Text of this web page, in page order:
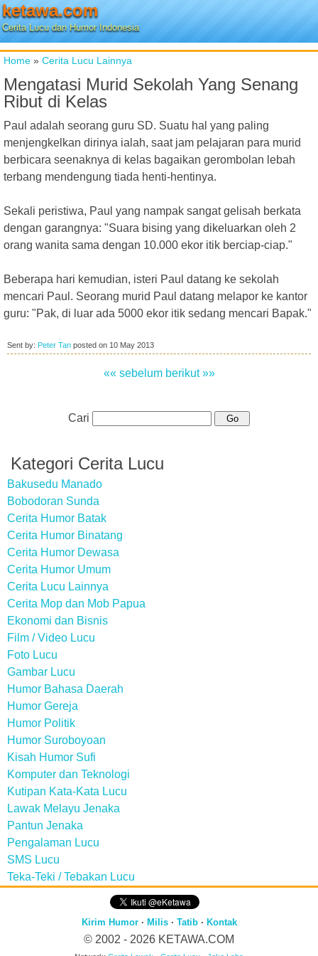
ketawa.com
Cerita Lucu dan Humor Indonesia
Home » Cerita Lucu Lainnya
Mengatasi Murid Sekolah Yang Senang
Ribut di Kelas
Paul adalah seorang guru SD. Suatu hal yang paling
menjengkelkan dirinya ialah, saat jam pelajaran para murid
berbicara seenaknya di kelas bagaikan gerombolan lebah
terbang mendengung tiada henti-hentinya.
Sekali peristiwa, Paul yang nampak sangat gelisah berkata
dengan garangnya: "Suara bising yang dikeluarkan oleh 2
orang wanita sama dengan 10.000 ekor itik berciap-ciap."
Beberapa hari kemudian, isteri Paul datang ke sekolah
mencari Paul. Seorang murid Paul datang melapor ke kantor
guru: "Pak, di luar ada 5000 ekor itik sedang mencari Bapak."
Sent by: Peter Tan posted on 10 May 2013
«« sebelum berikut »»
Cari
Kategori Cerita Lucu
Bakusedu Manado
Bobodoran Sunda
Cerita Humor Batak
Cerita Humor Binatang
Cerita Humor Dewasa
Cerita Humor Umum
Cerita Lucu Lainnya
Cerita Mop dan Mob Papua
Ekonomi dan Bisnis
Film / Video Lucu
Foto Lucu
Gambar Lucu
Humor Bahasa Daerah
Humor Gereja
Humor Politik
Humor Suroboyoan
Kisah Humor Sufi
Komputer dan Teknologi
Kutipan Kata-Kata Lucu
Lawak Melayu Jenaka
Pantun Jenaka
Pengalaman Lucu
SMS Lucu
Teka-Teki / Tebakan Lucu
Kirim Humor· Milis· Tatib· Kontak
© 2002 - 2026 KETAWA.COM